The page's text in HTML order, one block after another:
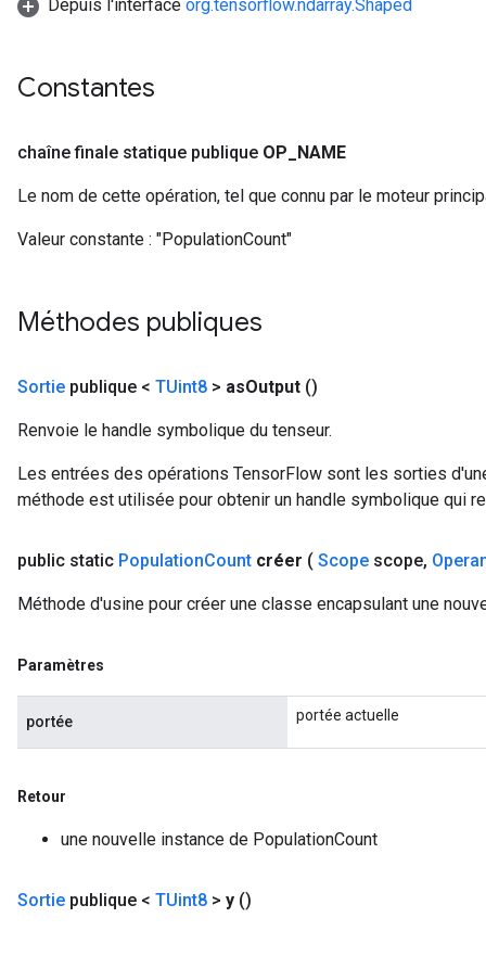
Depuis l'interface org.tensorflow.ndarray.Shaped
Constantes
chaîne finale statique publique OP NAME
Le nom de cette opération, tel que connu par le moteur
Valeur constante : "PopulationCount"
Méthodes publiques
Sortie publique < TUint8 > asOutput ()
Renvoie le handle symbolique du tenseur.
Les entrées des opérations TensorFlow sont les sorties
méthode est utilisée pour obtenir un handle symbolique qui
public static PopulationCount créer ( Scope scope,
Méthode d'usine pour créer une classe encapsulant une
Paramètres
portée portée actuelle
Retour
une nouvelle instance de PopulationCount
Sortie publique < TUint8 > y ()